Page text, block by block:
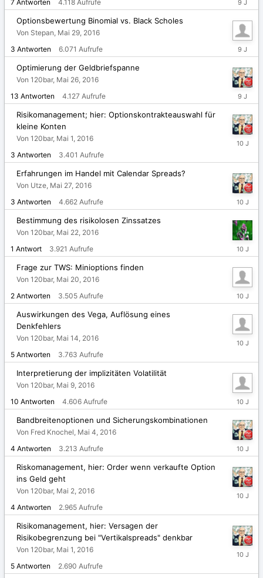
7 Antworten 4.118 Aufrufe
27,
2016
Optionsbewertung Binomial vs. Black Scholes
Von Stepan, Mai 29, 2016
3 Antworten 6.071 Aufrufe
10,
2016
Optimierung der Geldbriefspanne
Von 120bar, Mai 26, 2016
13 Antworten 4.127 Aufrufe
August
28,
2016
Risikomanagement; hier: Optionskontrakteauswahl für
kleine Konten
Von 120bar, Mai 1, 2016
3 Antworten 3.401 Aufrufe
Juni
2016
Erfahrungen im Handel mit Calendar Spreads?
Von Utze, Mai 27, 2016
3 Antworten 4.662 Aufrufe
Mai
29,
2016
Bestimmung des risikolosen Zinssatzes
Von 120bar, Mai 22, 2016
1 Antwort 3.921 Aufrufe
Mai
22,
2016
Frage zur TWS: Minioptions finden
Von 120bar, Mai 20, 2016
2 Antworten 3.505 Aufrufe
Mai
22,
2016
Auswirkungen des Vega, Auflösung eines
Denkfehlers
Von 120bar, Mai 14, 2016
5 Antworten 3.763 Aufrufe
Mai
2016
Interpretierung der implizitäten Volatilität
Von 120bar, Mai 9, 2016
10 Antworten 4.606 Aufrufe
Mai
10,
2016
Bandbreitenoptionen und Sicherungskombinationen
Von Fred Knochel, Mai 4, 2016
4 Antworten 3.213 Aufrufe
Mai
5,
2016
Riskomanagement, hier: Order wenn verkaufte Option
ins Geld geht
Von 120bar, Mai 2, 2016
4 Antworten 2.965 Aufrufe
Mai
2016
Risikomanagement, hier: Versagen der
Risikobegrenzung bei "Vertikalspreads" denkbar
Von 120bar, Mai 1, 2016
5 Antworten 2.690 Aufrufe
Mai
2016